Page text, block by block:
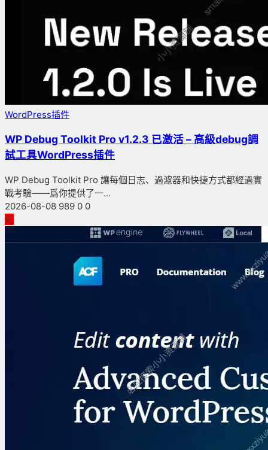
WordPress插件
WP Debug Toolkit Pro v1.2.3 已激活 – 高級debug調
試工具WordPress插件
WP Debug Toolkit Pro 讓每個日志、過濾器和快捷方式都經過實
戰考驗——爲你提供了一...
2026-08-08 989 0 0
薦